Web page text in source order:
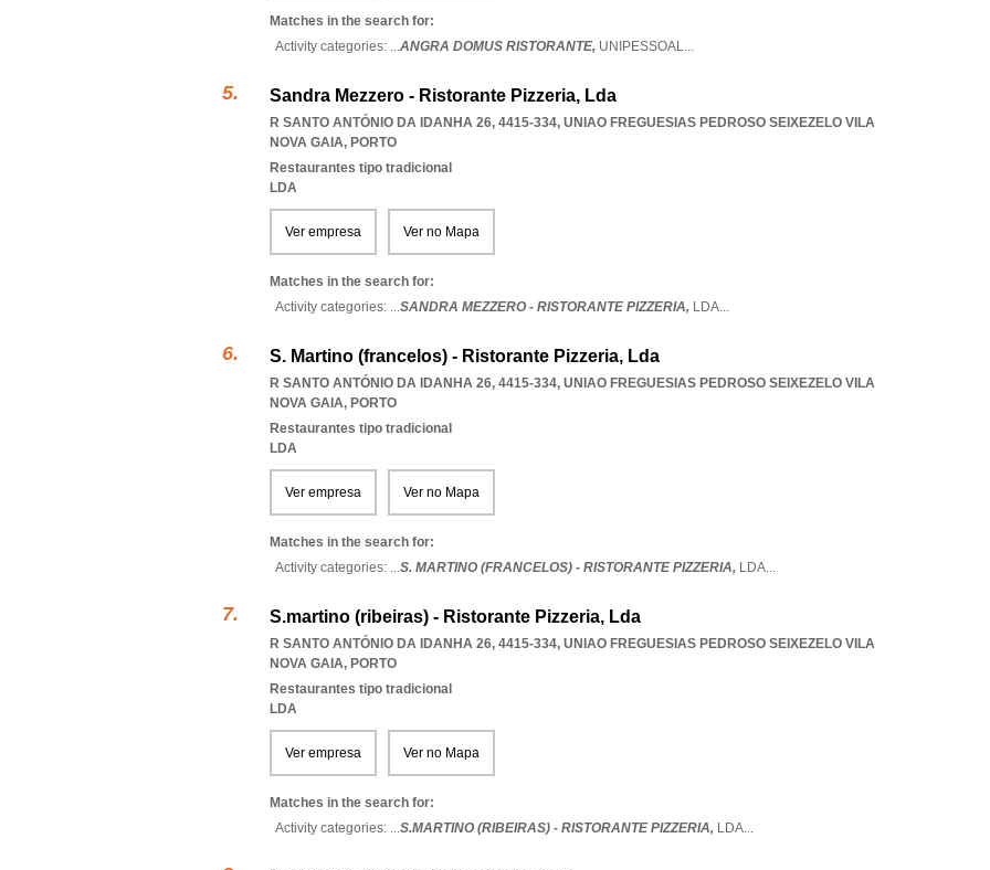
Matches in the search for:
Activity categories: ...ANGRA DOMUS RISTORANTE, UNIPESSOAL...
Sandra Mezzero - Ristorante Pizzeria, Lda
R SANTO ANTÓNIO DA IDANHA 26, 4415-334, UNIAO FREGUESIAS PEDROSO SEIXEZELO VILA
NOVA GAIA, PORTO
Restaurantes tipo tradicional
LDA
Ver empresa Ver no Mapa
Matches in the search for:
Activity categories: ...SANDRA MEZZERO - RISTORANTE PIZZERIA, LDA...
S. Martino (francelos) - Ristorante Pizzeria, Lda
R SANTO ANTÓNIO DA IDANHA 26, 4415-334, UNIAO FREGUESIAS PEDROSO SEIXEZELO VILA
NOVA GAIA, PORTO
Restaurantes tipo tradicional
LDA
Ver empresa Ver no Mapa
Matches in the search for:
Activity categories: ...S. MARTINO (FRANCELOS) - RISTORANTE PIZZERIA, LDA...
S.martino (ribeiras) - Ristorante Pizzeria, Lda
R SANTO ANTÓNIO DA IDANHA 26, 4415-334, UNIAO FREGUESIAS PEDROSO SEIXEZELO VILA
NOVA GAIA, PORTO
Restaurantes tipo tradicional
LDA
Ver empresa Ver no Mapa
Matches in the search for:
Activity categories: ...S.MARTINO (RIBEIRAS) - RISTORANTE PIZZERIA, LDA...